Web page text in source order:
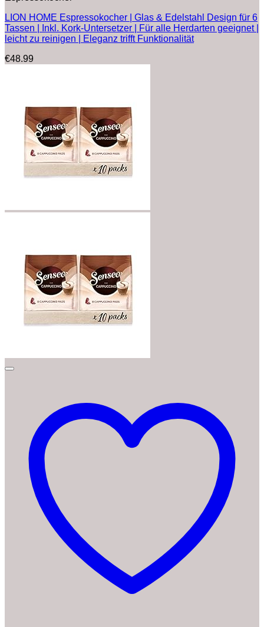
LION HOME Espressokocher | Glas & Edelstahl Design für 6
Tassen | Inkl. Kork-Untersetzer | Für alle Herdarten geeignet |
leicht zu reinigen | Eleganz trifft Funktionalität
€48.99